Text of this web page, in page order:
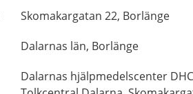
Skomakargatan 22, Borlänge
Dalarnas län, Borlänge
Dalarnas hjälpmedelscenter